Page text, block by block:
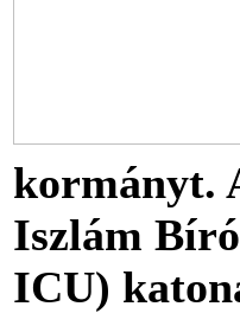
kormányt.
Iszlám
ICU)